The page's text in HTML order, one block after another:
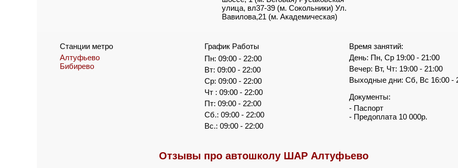
улица, вл37-39 (м. Сокольники) Ул.
Вавилова,21 (м. Академическая)
Станции метро
Алтуфьево
Бибирево
График Работы
Пн: 09:00 - 22:00
Вт: 09:00 - 22:00
Ср: 09:00 - 22:00
Чт : 09:00 - 22:00
Пт: 09:00 - 22:00
Сб.: 09:00 - 22:00
Вс.: 09:00 - 22:00
Время занятий:
День: Пн, Ср 19:00 - 21:00
Вечер: Вт, Чт: 19:00 - 21:00
Выходные дни: Сб, Вс 16:00 -
Документы:
- Паспорт
- Предоплата 10 000р.
Отзывы про автошколу ШАР Алтуфьево